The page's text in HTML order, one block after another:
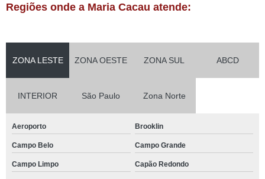
Regiões onde a Maria Cacau atende:
ZONA LESTE ZONA OESTE ZONA SUL ABCD
INTERIOR São Paulo Zona Norte
Aeroporto Brooklin
Campo Belo Campo Grande
Campo Limpo Capão Redondo